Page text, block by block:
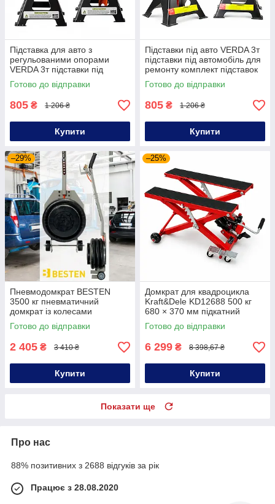
Підставка для авто з
регульованими опорами
VERDA 3т підставки під
автомобіль для ремонту
набір підставок під
Готово до відправки
805 ₴ 1 206 ₴
Купити
Підставки під авто VERDA 3т
підставки під автомобіль для
ремонту комплект підставок
під машину
Готово до відправки
805 ₴ 1 206 ₴
Купити
–29%
Пневмодомкрат BESTEN
3500 кг пневматичний
домкрат із колесами
Готово до відправки
2 405 ₴ 3 410 ₴
Купити
–25%
Домкрат для квадроцикла
Kraft&Dele KD12688 500 кг
680 × 370 мм підкатний
домкрат для квадроцикла
Готово до відправки
6 299 ₴ 8 398,67 ₴
Купити
Показати ще
Про нас
88% позитивних з 2688 відгуків за рік
Працює з 28.08.2020